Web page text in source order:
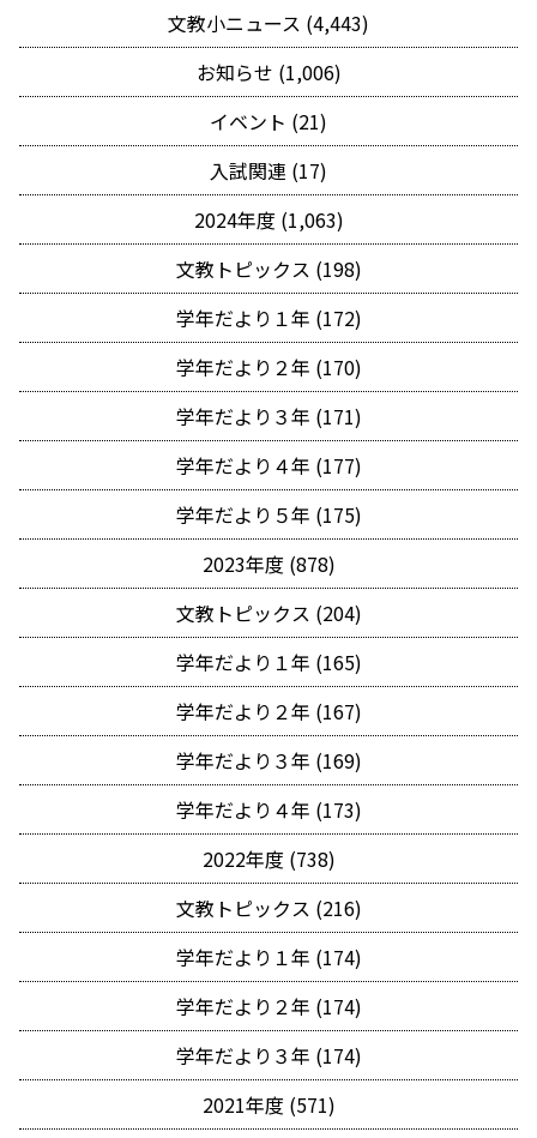
文教小ニュース (4,443)
お知らせ (1,006)
イベント (21)
入試関連 (17)
2024年度 (1,063)
文教トピックス (198)
学年だより１年 (172)
学年だより２年 (170)
学年だより３年 (171)
学年だより４年 (177)
学年だより５年 (175)
2023年度 (878)
文教トピックス (204)
学年だより１年 (165)
学年だより２年 (167)
学年だより３年 (169)
学年だより４年 (173)
2022年度 (738)
文教トピックス (216)
学年だより１年 (174)
学年だより２年 (174)
学年だより３年 (174)
2021年度 (571)